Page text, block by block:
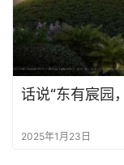
2025年1月23日